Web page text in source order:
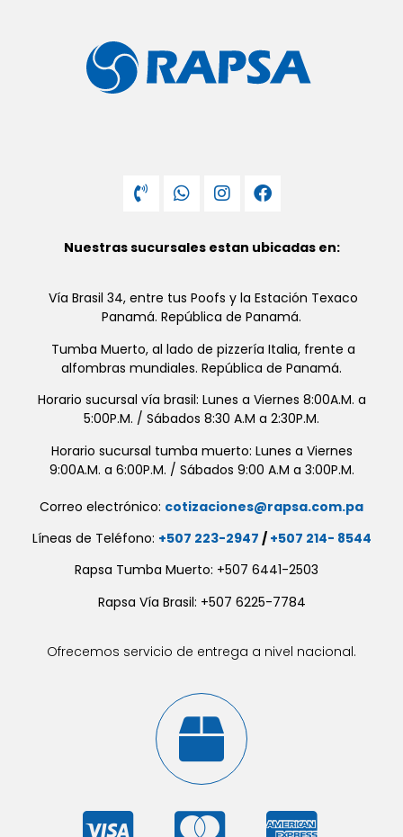
Nuestras sucursales estan ubicadas en:
Vía Brasil 34, entre tus Poofs y la Estación Texaco
Panamá. República de Panamá.
Tumba Muerto, al lado de pizzería Italia, frente a
alfombras mundiales. República de Panamá.
Horario sucursal vía brasil: Lunes a Viernes 8:00A.M. a
5:00P.M. / Sábados 8:30 A.M a 2:30P.M.
Horario sucursal tumba muerto: Lunes a Viernes
9:00A.M. a 6:00P.M. / Sábados 9:00 A.M a 3:00P.M.
Correo electrónico: cotizaciones@rapsa.com.pa
Líneas de Teléfono: +507 223-2947 / +507 214- 8544
Rapsa Tumba Muerto: +507 6441-2503
Rapsa Vía Brasil: +507 6225-7784
Ofrecemos servicio de entrega a nivel nacional.